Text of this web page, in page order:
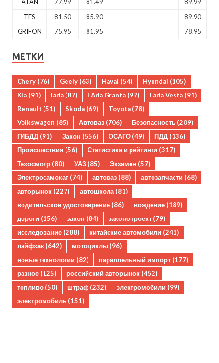
ATAN 77.99 81.49
89.99
TES
81.50 85.90
89.90
GRIFON
75.95 81.95 78.95
МЕТКИ
Chery (76) Geely (63) Haval (54) Hyundai (105)
Kia (91) lada (87) LAda Granta (97) Lada Vesta (91)
Renault (51) Skoda (69) Toyota (78)
Volkswagen (85) Автоваз (706) Безопасность (209)
ГИБДД (91) Закон (556) ОСАГО (49) ПДД (136)
Происшествия (56) Статистика и рейтинги (317)
Техосмотр (80) УАЗ (85) Экзамен (57)
Электросамокат (74) автоваз (88) автозапчасти (68)
авторынок (227) автошкола(81)
водительское удостоверение (86) вождение (189)
дороги (156) закон (84) законопроект (79)
исследование (288) китайские автомобили (241)
лайфхак (642) мотоциклы (96)
новые технологии (82) параллельный импорт (177)
разное (125) российский авторынок (452)
топливо (50) штраф (232) электромобили (99)
электромобиль (151)